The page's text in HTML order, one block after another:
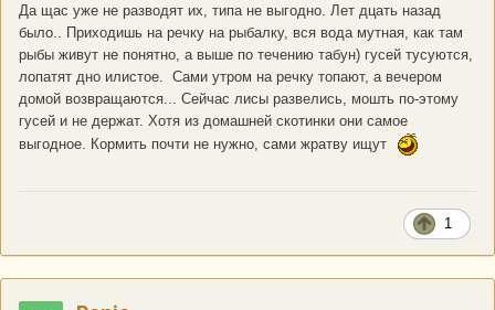
Да щас уже не разводят их, типа не выгодно. Лет дцать назад
было.. Приходишь на речку на рыбалку, вся вода мутная, как там
рыбы живут не понятно, а выше по течению табун) гусей тусуются,
лопатят дно илистое. Сами утром на речку топают, а вечером
домой возвращаются... Сейчас лисы развелись, мошть по-этому
гусей и не держат. Хотя из домашней скотинки они самое
выгодное. Кормить почти не нужно, сами жратву ищут
1